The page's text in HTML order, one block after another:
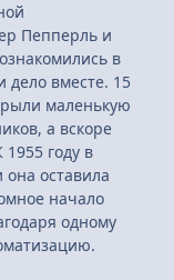
Пепперль и
в
дело вместе. 15
маленькую
а вскоре
году в
оставила
начало
одному